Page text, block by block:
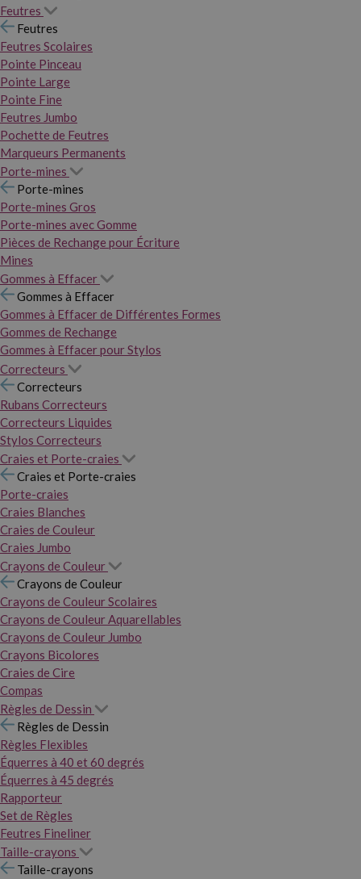
Feutres
Feutres
Feutres Scolaires
Pointe Pinceau
Pointe Large
Pointe Fine
Feutres Jumbo
Pochette de Feutres
Marqueurs Permanents
Porte-mines
Porte-mines
Porte-mines Gros
Porte-mines avec Gomme
Pièces de Rechange pour Écriture
Mines
Gommes à Effacer
Gommes à Effacer
Gommes à Effacer de Différentes Formes
Gommes de Rechange
Gommes à Effacer pour Stylos
Correcteurs
Correcteurs
Rubans Correcteurs
Correcteurs Liquides
Stylos Correcteurs
Craies et Porte-craies
Craies et Porte-craies
Porte-craies
Craies Blanches
Craies de Couleur
Craies Jumbo
Crayons de Couleur
Crayons de Couleur
Crayons de Couleur Scolaires
Crayons de Couleur Aquarellables
Crayons de Couleur Jumbo
Crayons Bicolores
Craies de Cire
Compas
Règles de Dessin
Règles de Dessin
Règles Flexibles
Équerres à 40 et 60 degrés
Équerres à 45 degrés
Rapporteur
Set de Règles
Feutres Fineliner
Taille-crayons
Taille-crayons